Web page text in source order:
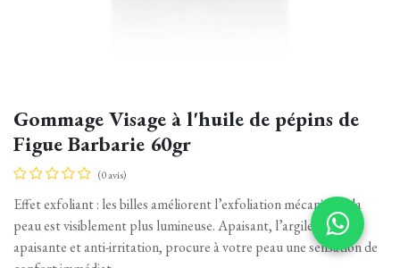
Gommage Visage à l'huile de pépins de
Figue Barbarie 60gr
(0 avis)
Effet exfoliant : les billes améliorent l’exfoliation mécanique : la
peau est visiblement plus lumineuse. Apaisant, l’argile blanche,
apaisante et anti-irritation, procure à votre peau une sensation de